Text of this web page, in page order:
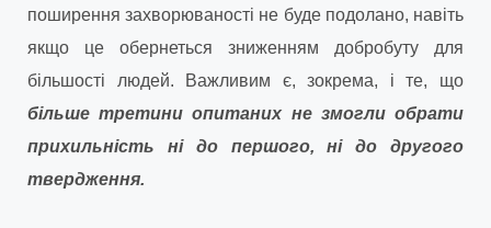
поширення захворюваності не буде подолано, навіть
якщо це обернеться зниженням добробуту для
більшості людей. Важливим є, зокрема, і те, що
більше третини опитаних не змогли обрати
прихильність ні до першого, ні до другого
твердження.